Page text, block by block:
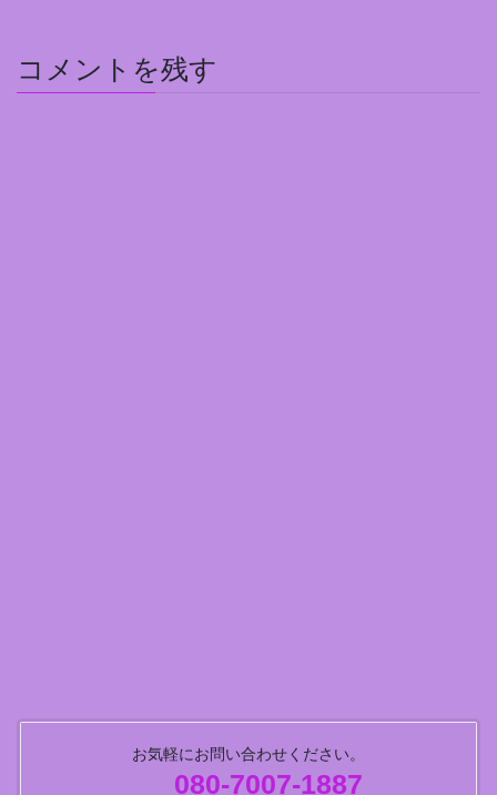
コメントを残す
お気軽にお問い合わせください。
080-7007-1887